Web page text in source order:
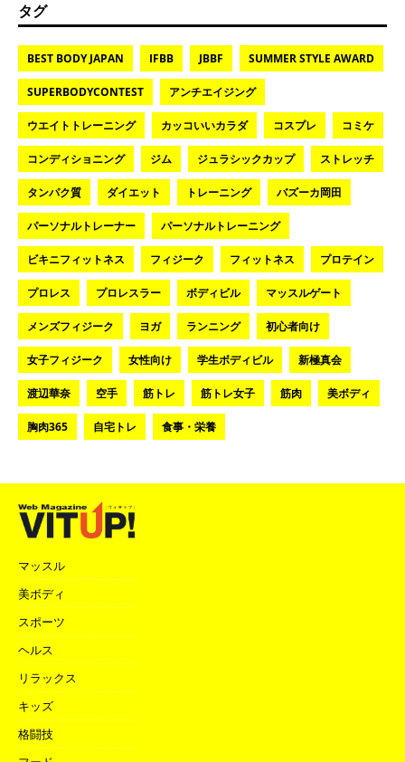
タグ
BEST BODY JAPAN IFBB JBBF SUMMER STYLE AWARD
SUPERBODYCONTEST アンチエイジング
ウエイトトレーニング カッコいいカラダ コスプレ コミケ
コンディショニング ジム ジュラシックカップ ストレッチ
タンパク質 ダイエット トレーニング バズーカ岡田
パーソナルトレーナー パーソナルトレーニング
ビキニフィットネス フィジーク フィットネス プロテイン
プロレス プロレスラー ボディビル マッスルゲート
メンズフィジーク ヨガ ランニング 初心者向け
女子フィジーク 女性向け 学生ボディビル 新極真会
渡辺華奈 空手 筋トレ 筋トレ女子 筋肉 美ボディ
胸肉365 自宅トレ 食事・栄養
マッスル
美ボディ
スポーツ
ヘルス
リラックス
キッズ
格闘技